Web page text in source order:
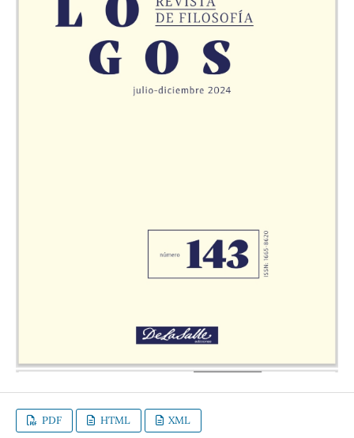
PDF HTML XML